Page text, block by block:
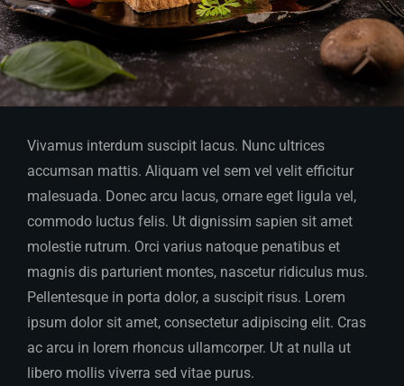
Vivamus interdum suscipit lacus. Nunc ultrices
accumsan mattis. Aliquam vel sem vel velit efficitur
malesuada. Donec arcu lacus, ornare eget ligula vel,
commodo luctus felis. Ut dignissim sapien sit amet
molestie rutrum. Orci varius natoque penatibus et
magnis dis parturient montes, nascetur ridiculus mus.
Pellentesque in porta dolor, a suscipit risus. Lorem
ipsum dolor sit amet, consectetur adipiscing elit. Cras
ac arcu in lorem rhoncus ullamcorper. Ut at nulla ut
libero mollis viverra sed vitae purus.